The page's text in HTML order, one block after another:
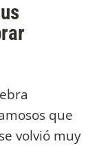
que
volvió muy